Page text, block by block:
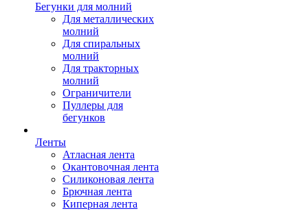
Бегунки для молний
Для металлических
молний
Для спиральных
молний
Для тракторных
молний
Ограничители
Пуллеры для
бегунков
Ленты
Атласная лента
Окантовочная лента
Силиконовая лента
Брючная лента
Киперная лента